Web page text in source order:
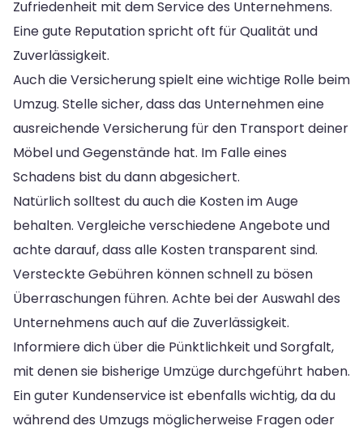
Zufriedenheit mit dem Service des Unternehmens.
Eine gute Reputation spricht oft für Qualität und
Zuverlässigkeit.
Auch die Versicherung spielt eine wichtige Rolle beim
Umzug. Stelle sicher, dass das Unternehmen eine
ausreichende Versicherung für den Transport deiner
Möbel und Gegenstände hat. Im Falle eines
Schadens bist du dann abgesichert.
Natürlich solltest du auch die Kosten im Auge
behalten. Vergleiche verschiedene Angebote und
achte darauf, dass alle Kosten transparent sind.
Versteckte Gebühren können schnell zu bösen
Überraschungen führen. Achte bei der Auswahl des
Unternehmens auch auf die Zuverlässigkeit.
Informiere dich über die Pünktlichkeit und Sorgfalt,
mit denen sie bisherige Umzüge durchgeführt haben.
Ein guter Kundenservice ist ebenfalls wichtig, da du
während des Umzugs möglicherweise Fragen oder